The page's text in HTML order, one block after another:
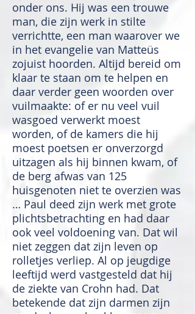
onder ons. Hij was een trouwe
man, die zijn werk in stilte
verrichtte, een man waarover we
in het evangelie van Matteüs
zojuist hoorden. Altijd bereid om
klaar te staan om te helpen en
daar verder geen woorden over
vuilmaakte: of er nu veel vuil
wasgoed verwerkt moest
worden, of de kamers die hij
moest poetsen er onverzorgd
uitzagen als hij binnen kwam, of
de berg afwas van 125
huisgenoten niet te overzien was
… Paul deed zijn werk met grote
plichtsbetrachting en had daar
ook veel voldoening van. Dat wil
niet zeggen dat zijn leven op
rolletjes verliep. Al op jeugdige
leeftijd werd vastgesteld dat hij
de ziekte van Crohn had. Dat
betekende dat zijn darmen zijn